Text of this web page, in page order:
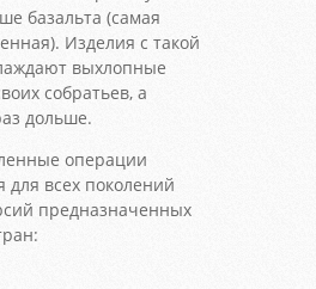
базальта (самая
Изделия с такой
выхлопные
собратьев, а
дольше.
операции
для всех поколений
предназначенных